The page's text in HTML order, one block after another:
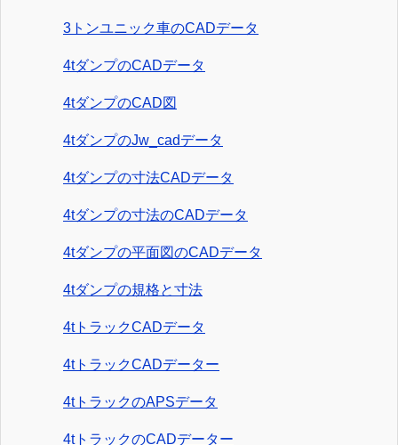
3トンユニック車のCADデータ
4tダンプのCADデータ
4tダンプのCAD図
4tダンプのJw_cadデータ
4tダンプの寸法CADデータ
4tダンプの寸法のCADデータ
4tダンプの平面図のCADデータ
4tダンプの規格と寸法
4tトラックCADデータ
4tトラックCADデーター
4tトラックのAPSデータ
4tトラックのCADデーター